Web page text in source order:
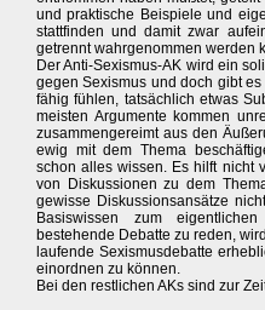
und praktische Beispiele und
stattfinden und damit zwar
getrennt wahrgenommen werden
Der Anti-Sexismus-AK wird ein
gegen Sexismus und doch gibt
fähig fühlen, tatsächlich etwas
meisten Argumente kommen
zusammengereimt aus den
ewig mit dem Thema
schon alles wissen. Es hilft nicht
von Diskussionen zu dem
gewisse Diskussionsansätze
Basiswissen zum
bestehende Debatte zu reden,
laufende Sexismusdebatte
einordnen zu können.
Bei den restlichen AKs sind zur